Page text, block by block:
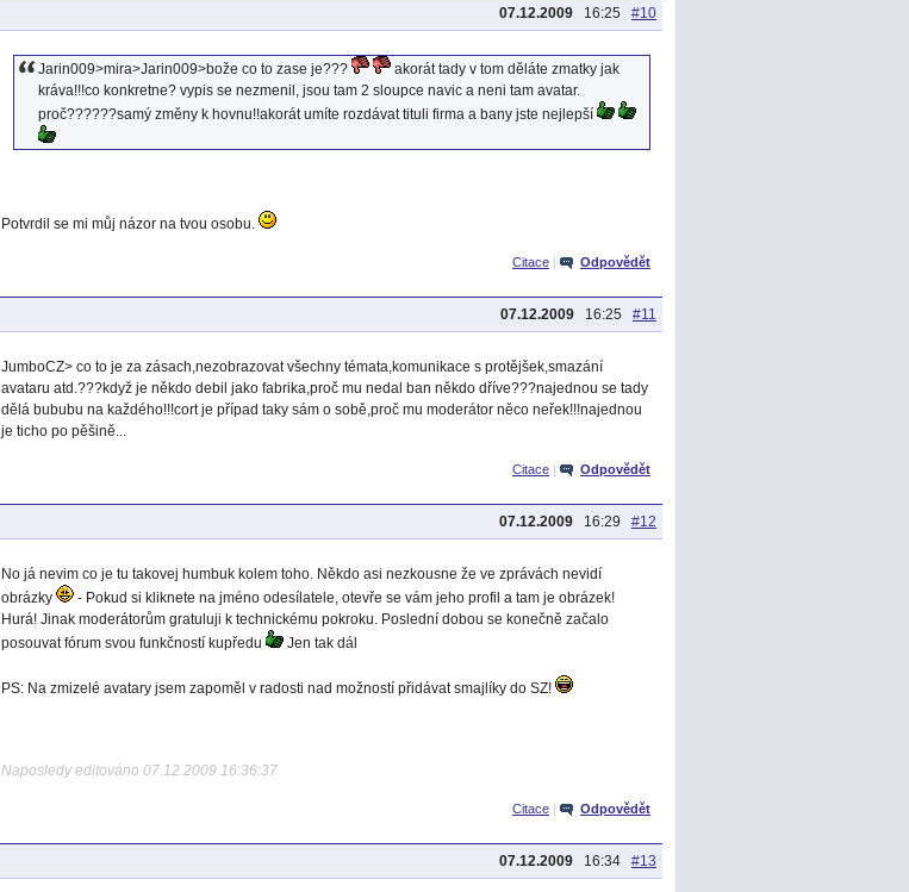
07.12.2009 16:25 #10
Jarin009>mira>Jarin009>bože co to zase je???
akorát tady v tom děláte zmatky jak
kráva!!!co konkretne? vypis se nezmenil, jsou tam 2 sloupce navic a neni tam avatar.
proč??????samý změny k hovnu!!akorát umíte rozdávat tituli firma a bany jste nejlepší
Potvrdil se mi můj názor na tvou osobu.
Citace | Odpovědět
07.12.2009 16:25 #11
JumboCZ> co to je za zásach,nezobrazovat všechny témata,komunikace s protějšek,smazání
avataru atd.???když je někdo debil jako fabrika,proč mu nedal ban někdo dříve???najednou se tady
dělá bububu na každého!!!cort je případ taky sám o sobě,proč mu moderátor něco neřek!!!najednou
je ticho po pěšině...
Citace | Odpovědět
07.12.2009 16:29 #12
No já nevim co je tu takovej humbuk kolem toho. Někdo asi nezkousne že ve zprávách nevidí
obrázky
- Pokud si kliknete na jméno odesílatele, otevře se vám jeho profil a tam je obrázek!
Hurá! Jinak moderátorům gratuluji k technickému pokroku. Poslední dobou se konečně začalo
posouvat fórum svou funkčností kupředu
Jen tak dál
PS: Na zmizelé avatary jsem zapoměl v radosti nad možností přidávat smajlíky do SZ!
Naposledy editováno 07.12.2009 16:36:37
Citace | Odpovědět
07.12.2009 16:34 #13